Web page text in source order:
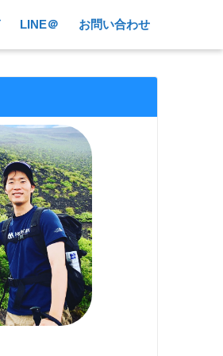
LINE＠ お問い合わせ